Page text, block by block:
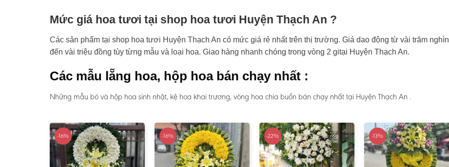
Mức giá hoa tươi tại shop hoa tươi Huyện Thạch An ?
Các sản phẩm tại shop hoa tươi Huyện Thạch An có mức giá rẻ nhất trên thị trường. Giá dao động từ vài trăm nghìn
đến vài triệu đồng tùy từng mẫu và loại hoa. Giao hàng nhanh chóng trong vòng 2 gitại Huyện Thạch An.
Các mẫu lẵng hoa, hộp hoa bán chạy nhất :
Những mẫu bó và hộp hoa sinh nhật, kệ hoa khai trương, vòng hoa chia buồn bán chạy nhất tại Huyện Thạch An .
-16% -16% -22% -13%